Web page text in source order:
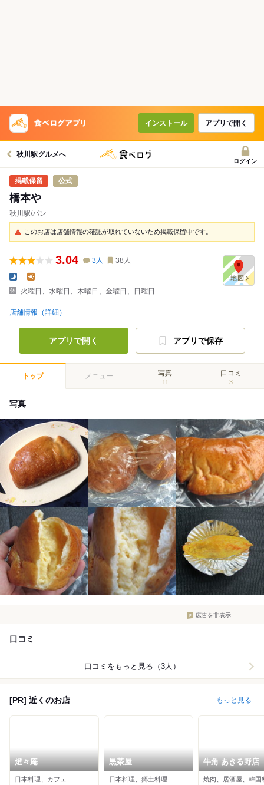
インストール アプリで開く
秋川駅グルメへ
ログイン
公式
橋本や
秋川駅/パン
このお店は店舗情報の確認が取れていないため掲載保留中です。
3.04 3人 38 人
-
-
火曜日、水曜日、木曜日、金曜日、日曜日
店舗情報（詳細）
アプリで開く アプリで保存
トップ メニュー 写真
11
口コミ
3
写真
広告を非表示
口コミ
口コミをもっと見る（3人）
[PR] 近くのお店 もっと見る
燈々庵
日本料理、カフェ
黒茶屋
日本料理、郷土料理
牛角 あきる野店
焼肉、居酒屋、韓国